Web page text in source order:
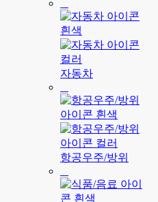
자동차
항공우주/방위